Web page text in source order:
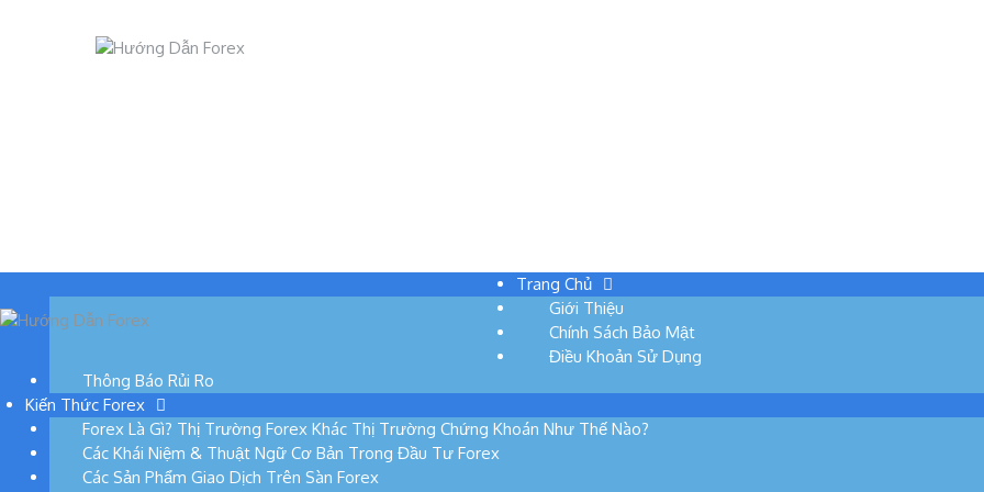
Trang Chủ
Giới Thiệu
Chính Sách Bảo Mật
Điều Khoản Sử Dụng
Thông Báo Rủi Ro
Kiến Thức Forex
Forex Là Gì? Thị Trường Forex Khác Thị Trường Chứng Khoán Như Thế Nào?
Các Khái Niệm & Thuật Ngữ Cơ Bản Trong Đầu Tư Forex
Các Sản Phẩm Giao Dịch Trên Sàn Forex